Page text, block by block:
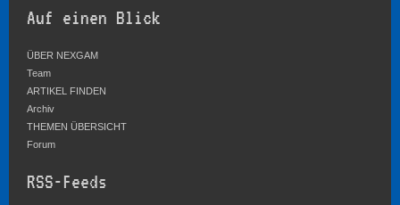
Auf einen Blick
ÜBER NEXGAM
Team
ARTIKEL FINDEN
Archiv
THEMEN ÜBERSICHT
Forum
RSS-Feeds